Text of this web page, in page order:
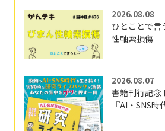
2026.08.08
ひとことで
性軸索損傷
2026.08.07
書籍刊行記念
『AI・SNS